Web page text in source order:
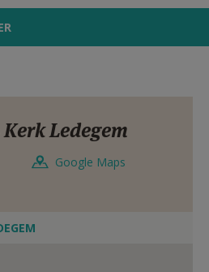
Ledegem
Google Maps